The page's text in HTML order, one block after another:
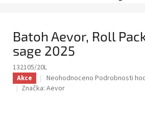
Batoh Aevor, Roll
sage 2025
132105/20L
Akce
Průměrné
hodnocení
Neohodnoceno Podrobnosti
Značka: Aevor